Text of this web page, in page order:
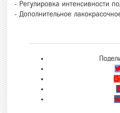
- Регулировка интенсивности
- Дополнительное